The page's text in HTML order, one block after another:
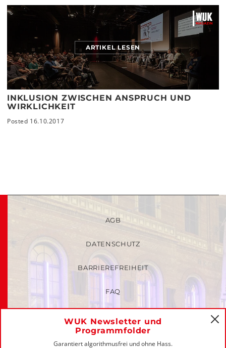
ARTIKEL LESEN
INKLUSION ZWISCHEN ANSPRUCH UND
WIRKLICHKEIT
Posted 16.10.2017
WUK Newsletter und
Programmfolder
Garantiert algorithmusfrei und ohne Hass.
AGB
DATENSCHUTZ
BARRIEREFREIHEIT
FAQ